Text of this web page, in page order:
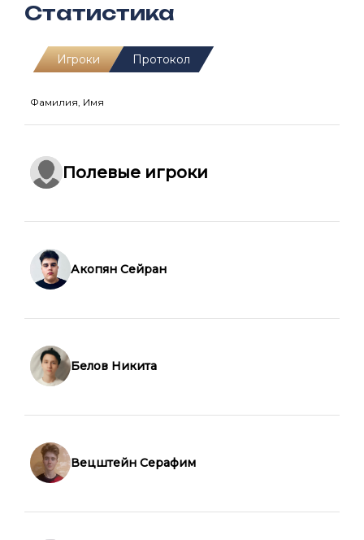
Статистика
Игроки Протокол
Фамилия, Имя
Полевые игроки
Акопян Сейран
Белов Никита
Вецштейн Серафим